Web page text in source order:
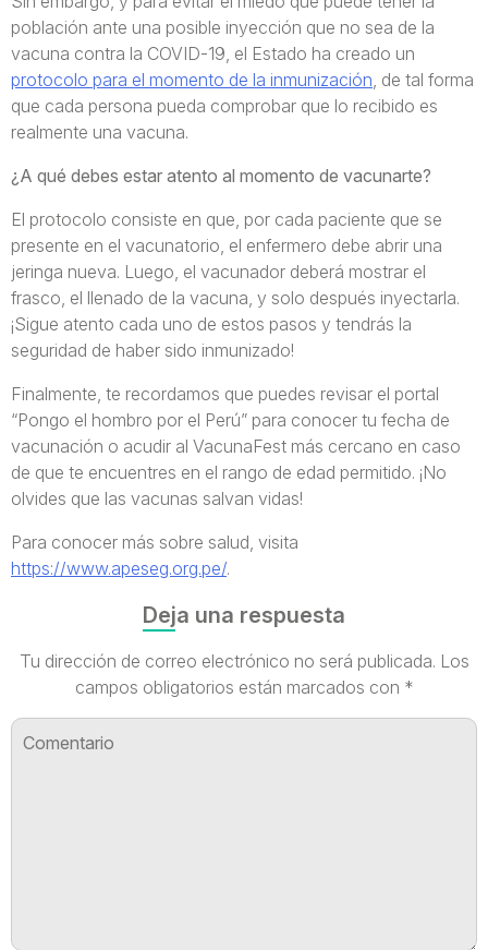
población ante una posible inyección que no sea de la
vacuna contra la COVID-19, el Estado ha creado un
protocolo para el momento de la inmunización, de tal forma
que cada persona pueda comprobar que lo recibido es
realmente una vacuna.
¿A qué debes estar atento al momento de vacunarte?
El protocolo consiste en que, por cada paciente que se
presente en el vacunatorio, el enfermero debe abrir una
jeringa nueva. Luego, el vacunador deberá mostrar el
frasco, el llenado de la vacuna, y solo después inyectarla.
¡Sigue atento cada uno de estos pasos y tendrás la
seguridad de haber sido inmunizado!
Finalmente, te recordamos que puedes revisar el portal
“Pongo el hombro por el Perú” para conocer tu fecha de
vacunación o acudir al VacunaFest más cercano en caso
de que te encuentres en el rango de edad permitido. ¡No
olvides que las vacunas salvan vidas!
Para conocer más sobre salud, visita
https://www.apeseg.org.pe/.
Deja una respuesta
Tu dirección de correo electrónico no será publicada. Los
campos obligatorios están marcados con *